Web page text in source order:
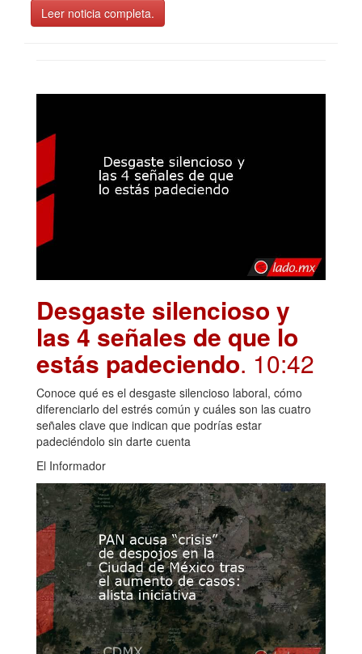
Leer noticia completa.
Desgaste silencioso y
las 4 señales de que lo
estás padeciendo. 10:42
Conoce qué es el desgaste silencioso laboral, cómo
diferenciarlo del estrés común y cuáles son las cuatro
señales clave que indican que podrías estar
padeciéndolo sin darte cuenta
El Informador